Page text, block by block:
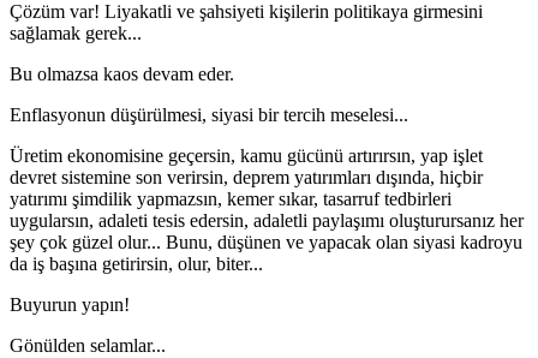
Çözüm var! Liyakatli ve şahsiyeti kişilerin politikaya girmesini
sağlamak gerek...
Bu olmazsa kaos devam eder.
Enflasyonun düşürülmesi, siyasi bir tercih meselesi...
Üretim ekonomisine geçersin, kamu gücünü artırırsın, yap işlet
devret sistemine son verirsin, deprem yatırımları dışında, hiçbir
yatırımı şimdilik yapmazsın, kemer sıkar, tasarruf tedbirleri
uygularsın, adaleti tesis edersin, adaletli paylaşımı oluşturursanız her
şey çok güzel olur... Bunu, düşünen ve yapacak olan siyasi kadroyu
da iş başına getirirsin, olur, biter...
Buyurun yapın!
Gönülden selamlar...